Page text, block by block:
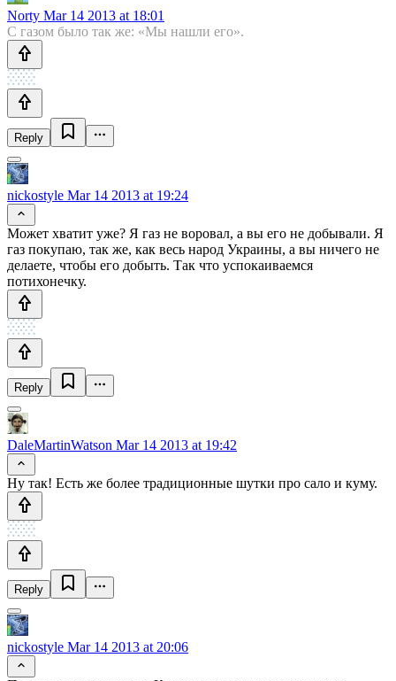
Norty Mar 14 2013 at 18:01
C газом было так же: «Мы нашли его».
Reply
nickostyle Mar 14 2013 at 19:24
Может хватит уже? Я газ не воровал, а вы его не добывали. Я
газ покупаю, так же, как весь народ Украины, а вы ничего не
делаете, чтобы его добыть. Так что успокаиваемся
потихонечку.
Reply
DaleMartinWatson Mar 14 2013 at 19:42
Ну так! Есть же более традиционные шутки про сало и куму.
Reply
nickostyle Mar 14 2013 at 20:06